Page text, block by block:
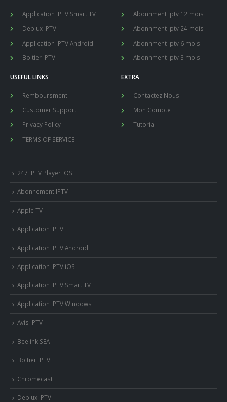
Application IPTV Smart TV
Deplux IPTV
Application IPTV Android
Boitier IPTV
Abonnment iptv 12 mois
Abonnment iptv 24 mois
Abonnment iptv 6 mois
Abonnment iptv 3 mois
USEFUL LINKS
Remboursment
Customer Support
Privacy Policy
TERMS OF SERVICE
EXTRA
Contactez Nous
Mon Compte
Tutorial
247 IPTV Player iOS
Abonnement IPTV
Apple TV
Application IPTV
Application IPTV Android
Application IPTV iOS
Application IPTV Smart TV
Application IPTV Windows
Avis IPTV
Beelink SEA I
Boitier IPTV
Chromecast
Deplux IPTV